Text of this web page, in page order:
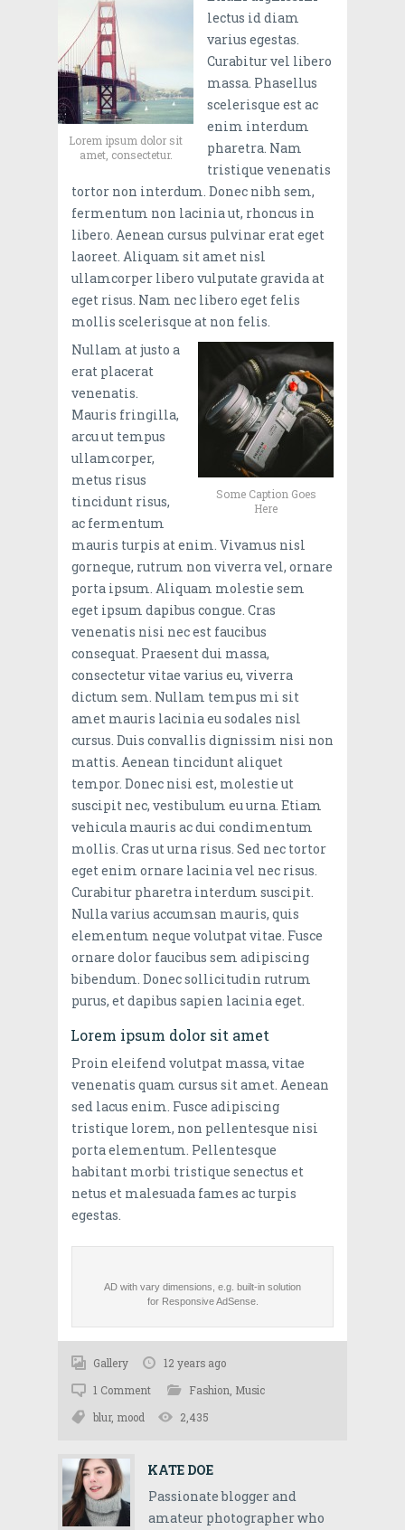
Lorem ipsum dolor sit
amet, consectetur.
lectus id diam
varius egestas.
Curabitur vel libero
massa. Phasellus
scelerisque est ac
enim interdum
pharetra. Nam
tristique venenatis
tortor non interdum. Donec nibh sem,
fermentum non lacinia ut, rhoncus in
libero. Aenean cursus pulvinar erat eget
laoreet. Aliquam sit amet nisl
ullamcorper libero vulputate gravida at
eget risus. Nam nec libero eget felis
mollis scelerisque at non felis.
Some Caption Goes
Here
Nullam at justo a
erat placerat
venenatis.
Mauris fringilla,
arcu ut tempus
ullamcorper,
metus risus
tincidunt risus,
ac fermentum
mauris turpis at enim. Vivamus nisl
gorneque, rutrum non viverra vel, ornare
porta ipsum. Aliquam molestie sem
eget ipsum dapibus congue. Cras
venenatis nisi nec est faucibus
consequat. Praesent dui massa,
consectetur vitae varius eu, viverra
dictum sem. Nullam tempus mi sit
amet mauris lacinia eu sodales nisl
cursus. Duis convallis dignissim nisi non
mattis. Aenean tincidunt aliquet
tempor. Donec nisi est, molestie ut
suscipit nec, vestibulum eu urna. Etiam
vehicula mauris ac dui condimentum
mollis. Cras ut urna risus. Sed nec tortor
eget enim ornare lacinia vel nec risus.
Curabitur pharetra interdum suscipit.
Nulla varius accumsan mauris, quis
elementum neque volutpat vitae. Fusce
ornare dolor faucibus sem adipiscing
bibendum. Donec sollicitudin rutrum
purus, et dapibus sapien lacinia eget.
Lorem ipsum dolor sit amet
Proin eleifend volutpat massa, vitae
venenatis quam cursus sit amet. Aenean
sed lacus enim. Fusce adipiscing
tristique lorem, non pellentesque nisi
porta elementum. Pellentesque
habitant morbi tristique senectus et
netus et malesuada fames ac turpis
egestas.
Gallery
12 years ago
1 Comment
Fashion, Music
blur, mood 2,435
KATE DOE
Passionate blogger and
amateur photographer who